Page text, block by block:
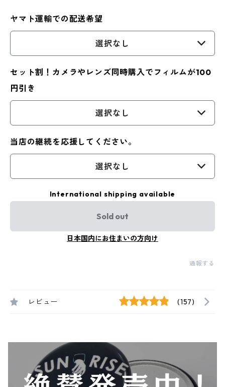
ヤマト運輸での配送希望
選択なし
セット割！カメラやレンズ同時購入でフィルムが100
円引き
選択なし
当店の継続を応援してください。
選択なし
International shipping available
Sold out
日本国内にお住まいの方向け
通報する
レビュー (157)